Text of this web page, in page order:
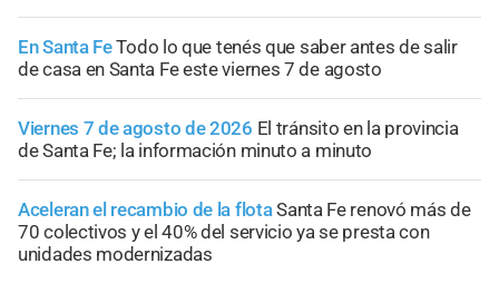
En Santa FeTodo lo que tenés que saber antes de salir
de casa en Santa Fe este viernes 7 de agosto
Viernes 7 de agosto de 2026 El tránsito en la provincia
de Santa Fe; la información minuto a minuto
Aceleran el recambio de la flotaSanta Fe renovó más de
70 colectivos y el 40% del servicio ya se presta con
unidades modernizadas